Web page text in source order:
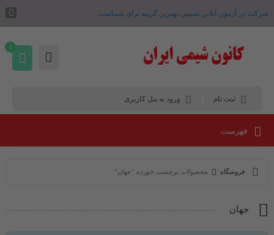
شرکت در آزمون آنلاین شیمی بهترین گزینه برای شماست .
ثبت نام ورود به پنل کاربری
0
فهرست
فروشگاه محصولات برچسب خورده “جهان”
جهان